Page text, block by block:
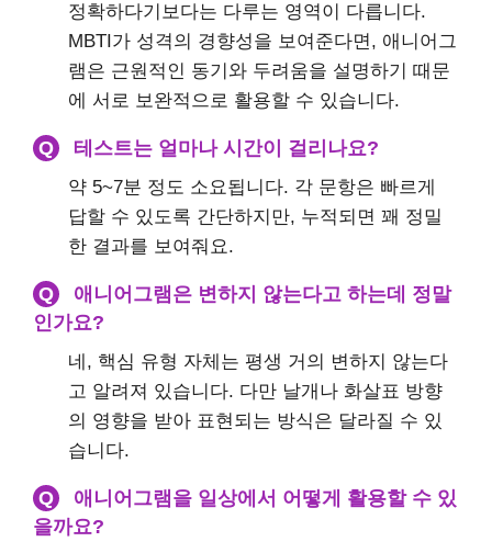
정확하다기보다는 다루는 영역이 다릅니다.
MBTI가 성격의 경향성을 보여준다면, 애니어그
램은 근원적인 동기와 두려움을 설명하기 때문
에 서로 보완적으로 활용할 수 있습니다.
Q 테스트는 얼마나 시간이 걸리나요?
약 5~7분 정도 소요됩니다. 각 문항은 빠르게
답할 수 있도록 간단하지만, 누적되면 꽤 정밀
한 결과를 보여줘요.
Q
애니어그램은 변하지 않는다고 하는데 정말
인가요?
네, 핵심 유형 자체는 평생 거의 변하지 않는다
고 알려져 있습니다. 다만 날개나 화살표 방향
의 영향을 받아 표현되는 방식은 달라질 수 있
습니다.
Q
애니어그램을 일상에서 어떻게 활용할 수 있
을까요?